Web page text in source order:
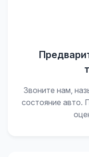
Звоните нам,
состояние авто.